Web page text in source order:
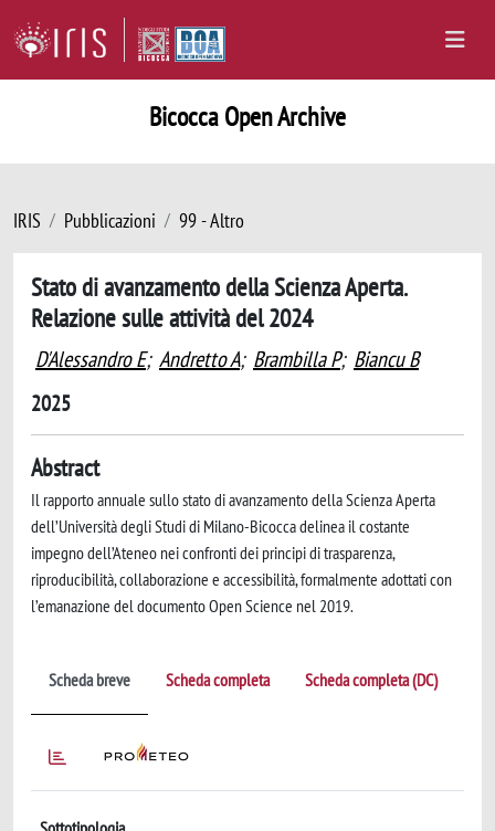
Bicocca Open Archive
IRIS Pubblicazioni 99 - Altro
Stato di avanzamento della Scienza Aperta.
Relazione sulle attività del 2024
D'Alessandro E; Andretto A; Brambilla P; Biancu B
2025
Abstract
Il rapporto annuale sullo stato di avanzamento della Scienza Aperta
dell’Università degli Studi di Milano-Bicocca delinea il costante
impegno dell’Ateneo nei confronti dei principi di trasparenza,
riproducibilità, collaborazione e accessibilità, formalmente adottati con
l’emanazione del documento Open Science nel 2019.
Scheda breve Scheda completa Scheda completa (DC)